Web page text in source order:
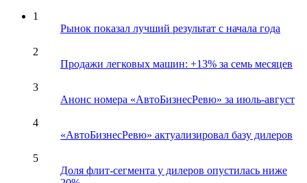
1
Рынок показал лучший результат с начала года
2
Продажи легковых машин: +13% за семь месяцев
3
Анонс номера «АвтоБизнесРевю» за июль-август
4
«АвтоБизнесРевю» актуализировал базу дилеров
5
Доля флит-сегмента у дилеров опустилась ниже